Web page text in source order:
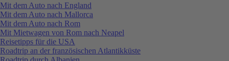
Mit dem Auto nach England
Mit dem Auto nach Mallorca
Mit dem Auto nach Rom
Mit Mietwagen von Rom nach Neapel
Reisetipps für die USA
Roadtrip an der französischen Atlantikküste